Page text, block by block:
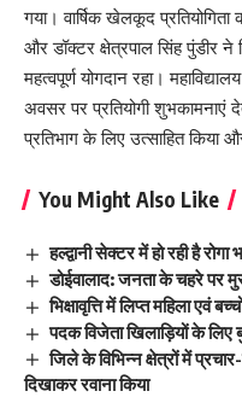
गया। वार्षिक खेलकूद
और डॉक्टर क्षेत्रपाल सिंह पुंडीर ने
महत्वपूर्ण योगदान रहा।
अवसर पर प्रतियोगी शुभकामनाएं
प्रतिभाग के लिए उत्साहित किया
You Might Also Like
हल्द्वानी सेक्टर में हो रही है रोगा
डोईवालाद: जनता के चहरे पर
भिक्षावृत्ति में लिप्त महिला एवं
पदक विजेता खिलाड़ियों के लिए
जिले के विभिन्न क्षेत्रों में
दिखाकर रवाना किया